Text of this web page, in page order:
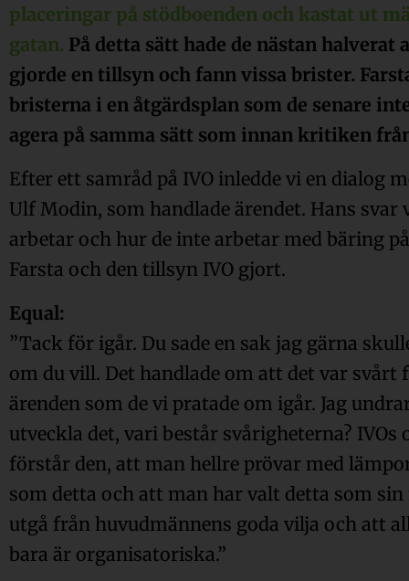
placeringar på stödboenden och kastat ut
gatan. På detta sätt hade de nästan halverat
gjorde en tillsyn och fann vissa brister.
bristerna i en åtgärdsplan som de senare
agera på samma sätt som innan kritiken
Efter ett samråd på IVO inledde vi en dialog
Ulf Modin, som handlade ärendet. Hans
arbetar och hur de inte arbetar med bäring
Farsta och den tillsyn IVO gjort.
Equal:
”Tack för igår. Du sade en sak jag gärna
om du vill. Det handlade om att det var svårt
ärenden som de vi pratade om igår. Jag
utveckla det, vari består svårigheterna?
förstår den, att man hellre prövar med
som detta och att man har valt detta som
utgå från huvudmännens goda vilja och att
bara är organisatoriska.”